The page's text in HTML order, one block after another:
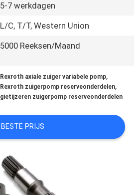
5-7 werkdagen
L/C, T/T, Western Union
5000 Reeksen/Maand
Rexroth axiale zuiger variabele pomp,
Rexroth zuigerpomp reserveonderdelen,
gietijzeren zuigerpomp reserveonderdelen
BESTE PRIJS